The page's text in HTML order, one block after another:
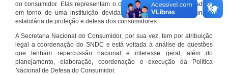
do consumidor. Elas representam o conjunto organizado de cidadãos
em torno de uma instituição devidamente registrada e com função
estatutária de proteção e defesa dos consumidores.
A Secretaria Nacional do Consumidor, por sua vez, tem por atribuição
legal a coordenação do SNDC e está voltada à análise de questões
que tenham repercussão nacional e interesse geral, além do
planejamento, elaboração, coordenação e execução da Política
Nacional de Defesa do Consumidor.